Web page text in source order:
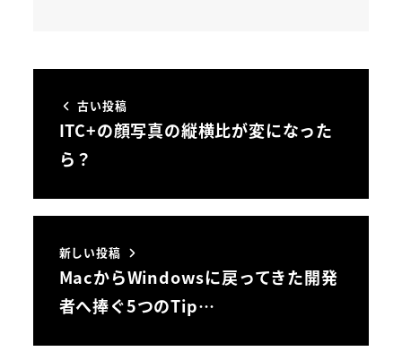
古い投稿
ITC+の顔写真の縦横比が変になった
ら？
新しい投稿
MacからWindowsに戻ってきた開発
者へ捧ぐ5つのTip…